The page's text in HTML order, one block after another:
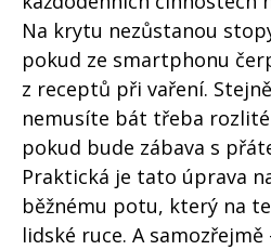
Na krytu nezůstanou
pokud ze smartphonu
z receptů při vaření.
nemusíte bát třeba
pokud bude zábava s
Praktická je tato úprava
běžnému potu, který na
lidské ruce. A samozřejmě